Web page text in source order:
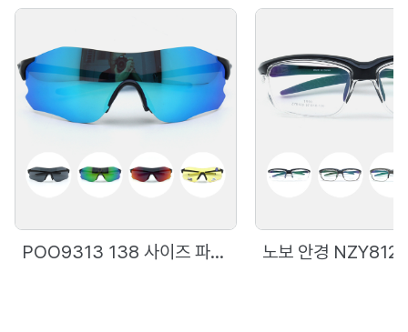
POO9313 138 사이즈 파토스 선글라스